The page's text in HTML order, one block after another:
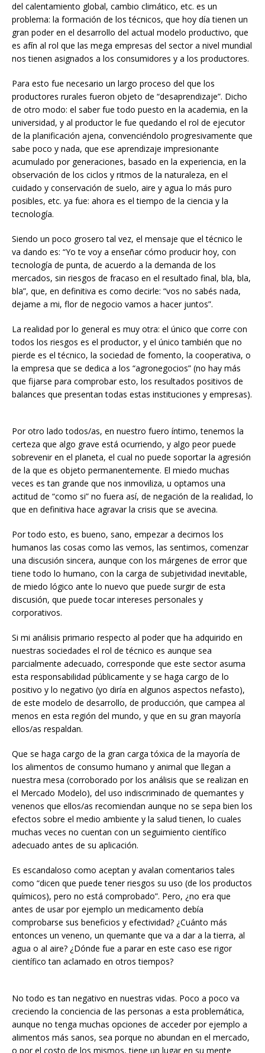
del calentamiento global, cambio climático, etc. es un
problema: la formación de los técnicos, que hoy día tienen un
gran poder en el desarrollo del actual modelo productivo, que
es afín al rol que las mega empresas del sector a nivel mundial
nos tienen asignados a los consumidores y a los productores.
Para esto fue necesario un largo proceso del que los
productores rurales fueron objeto de “desaprendizaje”. Dicho
de otro modo: el saber fue todo puesto en la academia, en la
universidad, y al productor le fue quedando el rol de ejecutor
de la planificación ajena, convenciéndolo progresivamente que
sabe poco y nada, que ese aprendizaje impresionante
acumulado por generaciones, basado en la experiencia, en la
observación de los ciclos y ritmos de la naturaleza, en el
cuidado y conservación de suelo, aire y agua lo más puro
posibles, etc. ya fue: ahora es el tiempo de la ciencia y la
tecnología.
Siendo un poco grosero tal vez, el mensaje que el técnico le
va dando es: “Yo te voy a enseñar cómo producir hoy, con
tecnología de punta, de acuerdo a la demanda de los
mercados, sin riesgos de fracaso en el resultado final, bla, bla,
bla”, que, en definitiva es como decirle: “vos no sabés nada,
dejame a mi, flor de negocio vamos a hacer juntos”.
La realidad por lo general es muy otra: el único que corre con
todos los riesgos es el productor, y el único también que no
pierde es el técnico, la sociedad de fomento, la cooperativa, o
la empresa que se dedica a los “agronegocios” (no hay más
que fijarse para comprobar esto, los resultados positivos de
balances que presentan todas estas instituciones y empresas).
Por otro lado todos/as, en nuestro fuero íntimo, tenemos la
certeza que algo grave está ocurriendo, y algo peor puede
sobrevenir en el planeta, el cual no puede soportar la agresión
de la que es objeto permanentemente. El miedo muchas
veces es tan grande que nos inmoviliza, u optamos una
actitud de “como si” no fuera así, de negación de la realidad, lo
que en definitiva hace agravar la crisis que se avecina.
Por todo esto, es bueno, sano, empezar a decirnos los
humanos las cosas como las vemos, las sentimos, comenzar
una discusión sincera, aunque con los márgenes de error que
tiene todo lo humano, con la carga de subjetividad inevitable,
de miedo lógico ante lo nuevo que puede surgir de esta
discusión, que puede tocar intereses personales y
corporativos.
Si mi análisis primario respecto al poder que ha adquirido en
nuestras sociedades el rol de técnico es aunque sea
parcialmente adecuado, corresponde que este sector asuma
esta responsabilidad públicamente y se haga cargo de lo
positivo y lo negativo (yo diría en algunos aspectos nefasto),
de este modelo de desarrollo, de producción, que campea al
menos en esta región del mundo, y que en su gran mayoría
ellos/as respaldan.
Que se haga cargo de la gran carga tóxica de la mayoría de
los alimentos de consumo humano y animal que llegan a
nuestra mesa (corroborado por los análisis que se realizan en
el Mercado Modelo), del uso indiscriminado de quemantes y
venenos que ellos/as recomiendan aunque no se sepa bien los
efectos sobre el medio ambiente y la salud tienen, lo cuales
muchas veces no cuentan con un seguimiento científico
adecuado antes de su aplicación.
Es escandaloso como aceptan y avalan comentarios tales
como “dicen que puede tener riesgos su uso (de los productos
químicos), pero no está comprobado”. Pero, ¿no era que
antes de usar por ejemplo un medicamento debía
comprobarse sus beneficios y efectividad? ¿Cuánto más
entonces un veneno, un quemante que va a dar a la tierra, al
agua o al aire? ¿Dónde fue a parar en este caso ese rigor
científico tan aclamado en otros tiempos?
No todo es tan negativo en nuestras vidas. Poco a poco va
creciendo la conciencia de las personas a esta problemática,
aunque no tenga muchas opciones de acceder por ejemplo a
alimentos más sanos, sea porque no abundan en el mercado,
o por el costo de los mismos, tiene un lugar en su mente